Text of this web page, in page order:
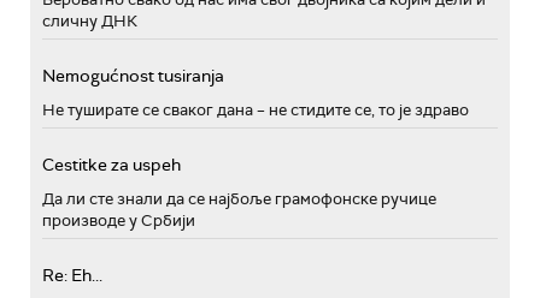
сличну ДНК
Nemogućnost tusiranja
Не туширате се сваког дана – не стидите се, то је здраво
Cestitke za uspeh
Да ли сте знали да се најбоље грамофонске ручице
производе у Србији
Re: Eh...